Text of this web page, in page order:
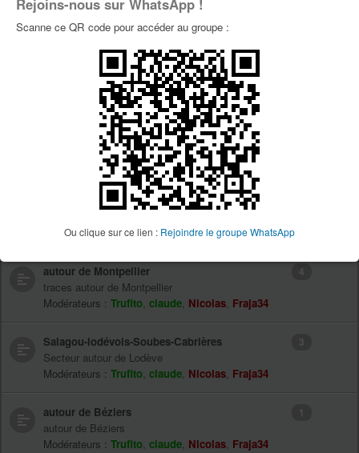
Rejoins-nous sur WhatsApp !
Scanne ce QR code pour accéder au groupe :
Ou clique sur ce lien : Rejoindre le groupe WhatsApp
Forums
Venez nous décrire les coins où vous aimez bien
Modérateurs : Trufito,claude,Nicolas,Fraja34
les traces sur la Gardiole
Modérateurs : Trufito,claude Nicolas ,Fraja34
Caroux-Naudech-Lamalou
Modérateurs : Trufito,claude,Nicolas,Fraja34
autour de Montpellier
traces autour de Montpellier
Modérateurs : Trufito, claude, Nicolas, Fraja34
4
Salagou-lodévois-Soubes-Cabrières
Secteur autour de Lodève
Modérateurs : Trufito, claude, Nicolas, Fraja34
3
autour de Béziers
autour de Béziers
Modérateurs : Trufito, claude, Nicolas, Fraja34
1